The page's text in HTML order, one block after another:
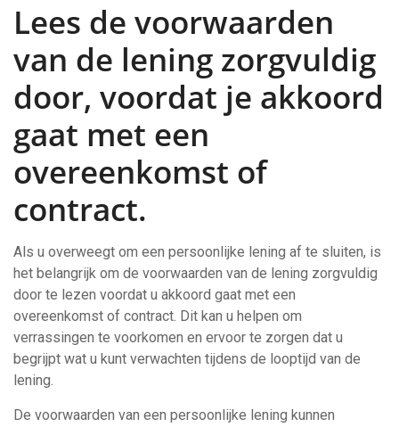
Lees de voorwaarden
van de lening zorgvuldig
door, voordat je akkoord
gaat met een
overeenkomst of
contract.
Als u overweegt om een persoonlijke lening af te sluiten, is
het belangrijk om de voorwaarden van de lening zorgvuldig
door te lezen voordat u akkoord gaat met een
overeenkomst of contract. Dit kan u helpen om
verrassingen te voorkomen en ervoor te zorgen dat u
begrijpt wat u kunt verwachten tijdens de looptijd van de
lening.
De voorwaarden van een persoonlijke lening kunnen